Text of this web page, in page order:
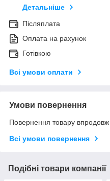
Детальніше
Післяплата
Оплата на рахунок
Готівкою
Всі умови оплати
Умови повернення
Повернення товару впродовж
Всі умови повернення
Подібні товари компанії